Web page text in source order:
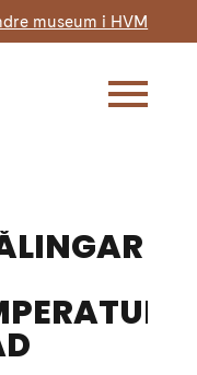
museum i HVM